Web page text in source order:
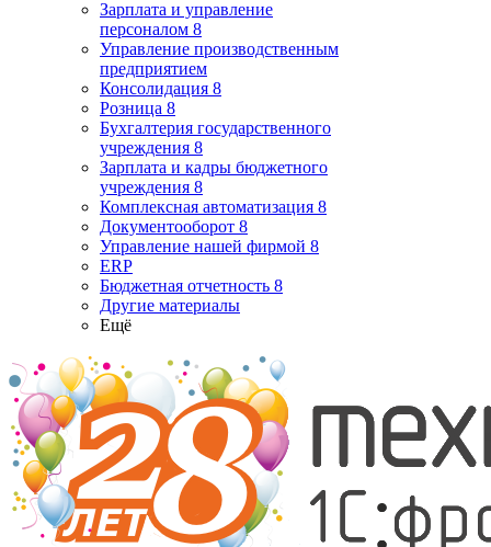
Зарплата и управление
персоналом 8
Управление производственным
предприятием
Консолидация 8
Розница 8
Бухгалтерия государственного
учреждения 8
Зарплата и кадры бюджетного
учреждения 8
Комплексная автоматизация 8
Документооборот 8
Управление нашей фирмой 8
ERP
Бюджетная отчетность 8
Другие материалы
Ещё